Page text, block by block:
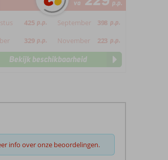
va p.p.
425 p.p. September 398 p.p.
329 p.p. November 223 p.p.
Bekijk beschikbaarheid
info over onze beoordelingen.